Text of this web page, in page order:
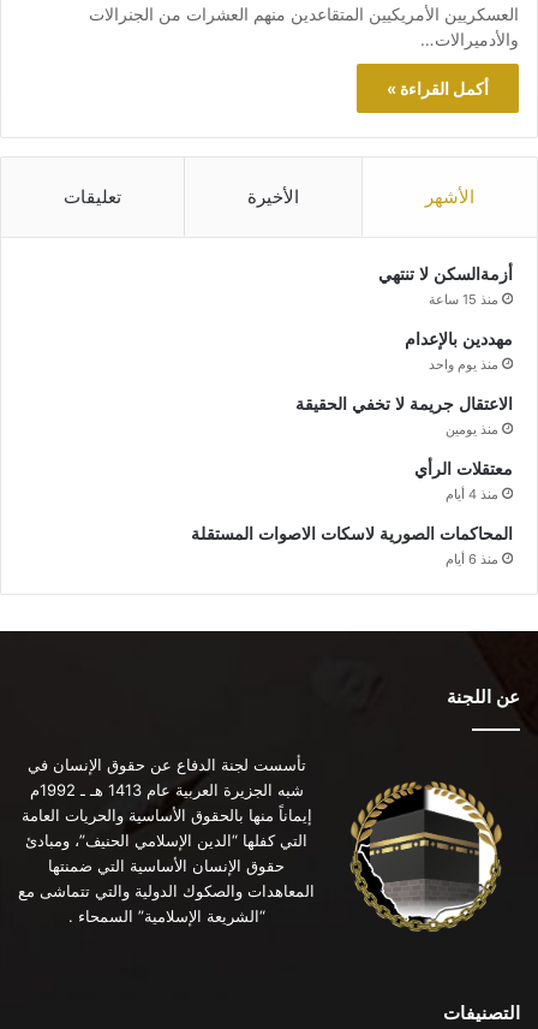
العسكريين الأمريكيين المتقاعدين منهم العشرات من الجنرالات
والأدميرالات…
أكمل القراءة »
الأشهر الأخيرة تعليقات
أزمةالسكن لا تنتهي
منذ 15 ساعة
مهددين بالإعدام
منذ يوم واحد
الاعتقال جريمة لا تخفي الحقيقة
منذ يومين
معتقلات الرأي
منذ 4 أيام
المحاكمات الصورية لاسكات الاصوات المستقلة
منذ 6 أيام
عن اللجنة
تأسست لجنة الدفاع عن حقوق الإنسان في
شبه الجزيرة العربية عام 1413 هـ ـ 1992م
إيماناً منها بالحقوق الأساسية والحريات العامة
التي كفلها “الدين الإسلامي الحنيف”، ومبادئ
حقوق الإنسان الأساسية التي ضمنتها
المعاهدات والصكوك الدولية والتي تتماشى مع
“الشريعة الإسلامية” السمحاء .
التصنيفات